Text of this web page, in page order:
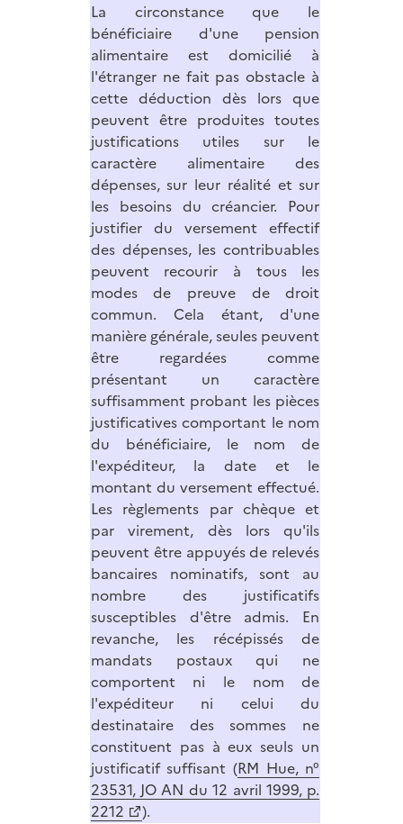
La circonstance que le
bénéficiaire d'une pension
alimentaire est domicilié à
l'étranger ne fait pas obstacle à
cette déduction dès lors que
peuvent être produites toutes
justifications utiles sur le
caractère alimentaire des
dépenses, sur leur réalité et sur
les besoins du créancier. Pour
justifier du versement effectif
des dépenses, les contribuables
peuvent recourir à tous les
modes de preuve de droit
commun. Cela étant, d'une
manière générale, seules peuvent
être regardées comme
présentant un caractère
suffisamment probant les pièces
justificatives comportant le nom
du bénéficiaire, le nom de
l'expéditeur, la date et le
montant du versement effectué.
Les règlements par chèque et
par virement, dès lors qu'ils
peuvent être appuyés de relevés
bancaires nominatifs, sont au
nombre des justificatifs
susceptibles d'être admis. En
revanche, les récépissés de
mandats postaux qui ne
comportent ni le nom de
l'expéditeur ni celui du
destinataire des sommes ne
constituent pas à eux seuls un
justificatif suffisant (RM Hue, n°
23531, JO AN du 12 avril 1999, p.
2212
).